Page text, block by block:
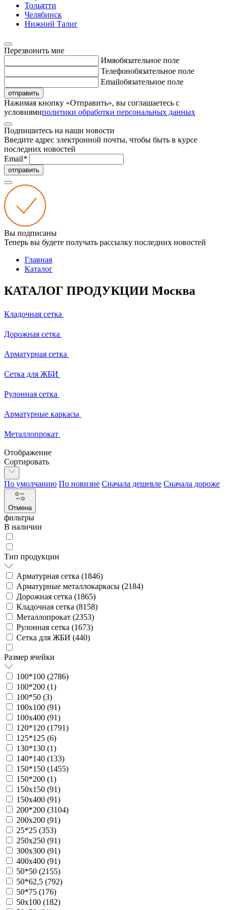
Тольятти
Челябинск
Нижний Талиг
Перезвонить мне
Имяобязательное поле
Телефонобязательное поле
Emailобязательное поле
отправить
Нажимая кнопку «Отправить», вы соглашаетесь с
условиямиполитики обработки персональных данных
Подпишитесь на наши новости
Введите адрес электронной почты, чтобы быть в курсе
последних новостей
Email*
отправить
Вы подписаны
Теперь вы будете получать рассылку последних новостей
Главная
Каталог
КАТАЛОГ ПРОДУКЦИИ Москва
Кладочная сетка
Дорожная сетка
Арматурная сетка
Сетка для ЖБИ
Рулонная сетка
Арматурные каркасы
Металлопрокат
Отображение
Сортировать
По умолчанию По новизне Сначала дешевле Сначала дороже
Отмена
фильтры
В наличии
Тип продукции
Арматурная сетка (1846)
Арматурные металлокаркасы (2184)
Дорожная сетка (1865)
Кладочная сетка (8158)
Металлопрокат (2353)
Рулонная сетка (1673)
Сетка для ЖБИ (440)
Размер ячейки
100*100 (2786)
100*200 (1)
100*50 (3)
100х100 (91)
100х400 (91)
120*120 (1791)
125*125 (6)
130*130 (1)
140*140 (133)
150*150 (1455)
150*200 (1)
150х150 (91)
150х400 (91)
200*200 (3104)
200х200 (91)
25*25 (353)
250х250 (91)
300х300 (91)
400х400 (91)
50*50 (2155)
50*62,5 (792)
50*75 (176)
50х100 (182)